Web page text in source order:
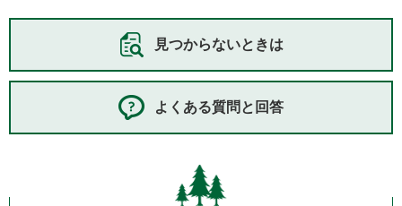
見つからないときは
よくある質問と回答